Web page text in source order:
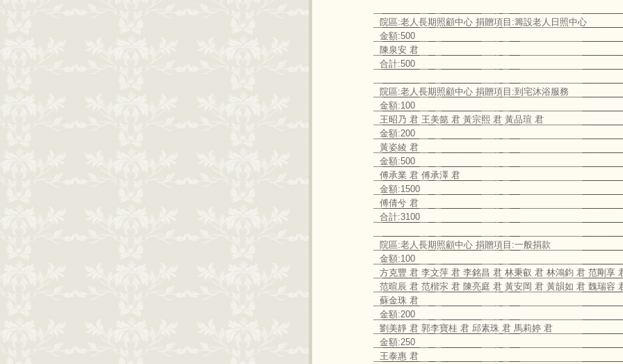
院區:老人長期照顧中心 捐贈項目:籌設老人日照中心
金額:500
陳泉安 君
合計:500
院區:老人長期照顧中心 捐贈項目:到宅沐浴服務
金額:100
王昭乃 君 王美懿 君 黃宗熙 君 黃品瑄 君
金額:200
黃姿綾 君
金額:500
傅承業 君 傅承澤 君
金額:1500
傅倩兮 君
合計:3100
院區:老人長期照顧中心 捐贈項目:一般捐款
金額:100
方克豐 君 李文萍 君 李銘昌 君 林秉叡 君 林鴻鈞 君 范剛享
范暄辰 君 范楷㲾 君 陳亮庭 君 黃安岡 君 黃韻如 君 魏瑞容
蘇金珠 君
金額:200
劉美靜 君 郭李寶桂 君 邱素珠 君 馬莉婷 君
金額:250
王泰惠 君